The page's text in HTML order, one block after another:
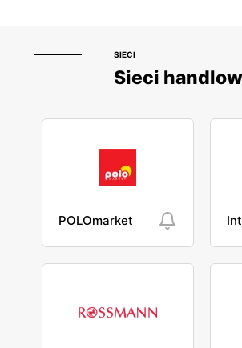
SIECI
Sieci
POLOmarket